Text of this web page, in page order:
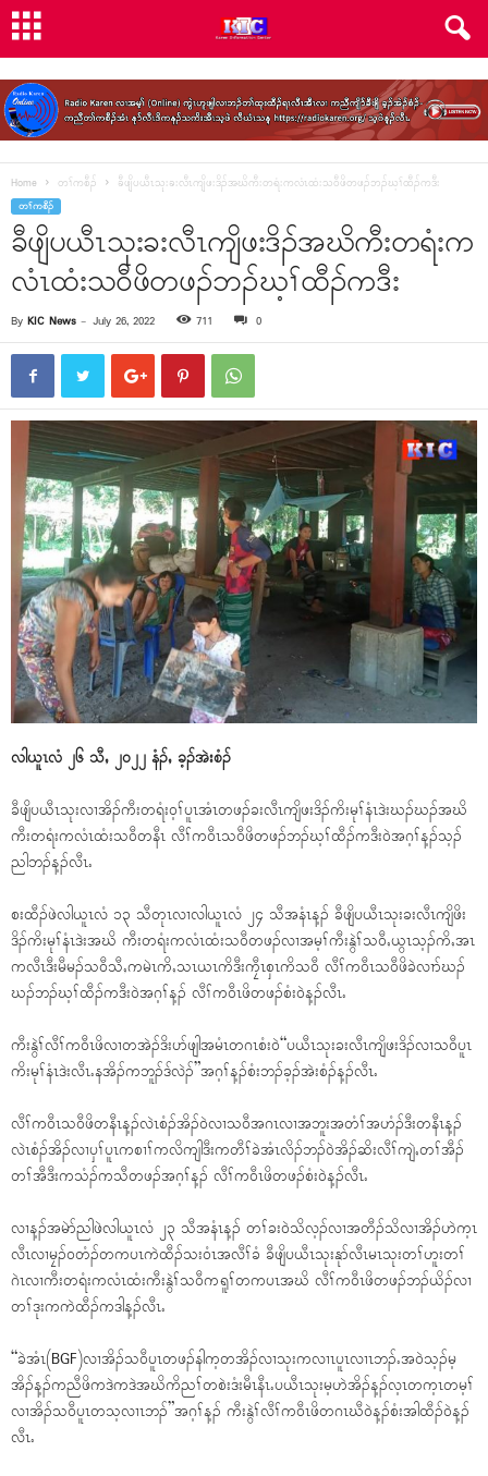
Home တၢ်ကစီၣ် ခီဖျိပယီၤသုးခးလီၤကျိဖးဒိၣ်အဃိကီးတရံးကလံၤထံးသ၀ီဖိတဖၣ်ဘၣ်ဃ့ၢ်ထီၣ်ကဒီး
တၢ်ကစီၣ်
ခီဖျိပယီၤသုးခးလီၤကျိဖးဒိၣ်အဃိကီးတရံးက
လံၤထံးသ၀ီဖိတဖၣ်ဘၣ်ဃ့ၢ်ထီၣ်ကဒီး
By KIC News - July 26, 2022 711 0
လါယူၤလံ ၂၆ သီႇ ၂၀၂၂ နံၣ်ႇ ခ့ၣ်အဲးစံၣ်
ခီဖျိပယီၤသုးလၢအိၣ်ကီးတရံး၀့ၢ်ပူၤအံၤတဖၣ်ခးလီၤကျိဖးဒိၣ်ကိးမုၢ်နံၤဒဲးဃၣ်ဃၣ်အဃိ
ကီးတရံးကလံၤထံးသ၀ီတနီၤ လီၢ်က၀ီၤသ၀ီဖိတဖၣ်ဘၣ်ဃ့ၢ်ထီၣ်ကဒီး၀ဲအဂ့ၢ်န့ၣ်သ့ၣ်
ညါဘၣ်န့ၣ်လီၤႉ
စးထီၣ်ဖဲလါယူၤလံ ၁၃ သီတုၤလၢလါယူၤလံ ၂၄ သီအနံၤန့ၣ် ခီဖျိပယီၤသုးခးလီၤကျိဖိး
ဒိၣ်ကိးမုၢ်နံၤဒဲးအဃိ ကီးတရံးကလံၤထံးသ၀ီတဖၣ်လၢအမ့ၢ်ကီးနွဲၢ်သ၀ီႇယွၤသ့ၣ်ကိႇအၤ
ကလီၤဒီးမီမၣ်သ၀ီသီႇကမဲၤကိႇသၤယၤကိဒီးကၠီၤစှၤကိသ၀ီ လီၢ်က၀ီၤသ၀ီဖိခဲလၢာ်ဃၣ်
ဃၣ်ဘၣ်ဃ့ၢ်ထီၣ်ကဒီး၀ဲအဂ့ၢ်န့ၣ် လီၢ်က၀ီၤဖိတဖၣ်စံး၀ဲန့ၣ်လီၤႉ
ကီးနွဲၢ်လီၢ်က၀ီၤဖိလၢတအဲၣ်ဒိးပာ်ဖျါအမံၤတဂၤစံး၀ဲ“ပယီၤသုးခးလီၤကျိဖးဒိၣ်လၢသ၀ီပူၤ
ကိးမုၢ်နံၤဒဲးလီၤႉနအိၣ်ကဘူၣ်ဒ်လဲၣ်”အဂ့ၢ်န့ၣ်စံးဘၣ်ခ့ၣ်အဲးစံၣ်န့ၣ်လီၤႉ
လီၢ်က၀ီၤသ၀ီဖိတနီၤန့ၣ်လဲၤစံၣ်အိၣ်၀ဲလၢသ၀ီအဂၤလၢအဘူးအတံၢ်အဟံၣ်ဒီးတနီၤန့ၣ်
လဲၤစံၣ်အိၣ်လၢၦၢ်ပူၤကစၢၢ်ကလိကျါဒီးကတီၢ်ခဲအံၤလိၣ်ဘၣ်၀ဲအိၣ်ဆိးလီၢ်ကျဲႇတၢ်အီၣ်
တၢ်အီဒီးကသံၣ်ကသီတဖၣ်အဂ့ၢ်န့ၣ် လီၢ်က၀ီၤဖိတဖၣ်စံး၀ဲန့ၣ်လီၤႉ
လၢန့ၣ်အမဲာ်ညါဖဲလါယူၤလံ ၂၃ သီအနံၤန့ၣ် တၢ်ခး၀ဲသိလ့ၣ်လၢအတီၣ်သိလၢအိၣ်ဟဲက့ၤ
လီၤလၢမၠၣ်၀တံၣ်တကပၤကဲထီၣ်သး၀ံၤအလီၢ်ခံ ခီဖျိပယီၤသုးနုာ်လီၤမၤသုးတၢ်ဟူးတၢ်
ဂဲၤလၢကီးတရံးကလံၤထံးကီးနွဲၢ်သ၀ီကရူၢ်တကပၤအဃိ လီၢ်က၀ီၤဖိတဖၣ်ဘၣ်ယိၣ်လၢ
တၢ်ဒုးကကဲထီၣ်ကဒါန့ၣ်လီၤႉ
“ခဲအံၤ(BGF)လၢအိၣ်သ၀ီပူၤတဖၣ်နါက့တအိၣ်လၢသုးကလၢၤပူၤလၢၤဘၣ်ႉအ၀ဲသ့ၣ်မ့
အိၣ်န့ၣ်ကညီဖိကဒဲကဒဲအဃိကိညၢ်တစဲးဒံးမီၤနီၤႉပယီၤသုးမ့ဟဲအိၣ်န့ၣ်လ့ၤတက့ၤတမ့ၢ်
လၢအိၣ်သ၀ီပူၤတသ့လၢၤဘၣ်”အဂ့ၢ်န့ၣ် ကီးနွဲၢ်လီၢ်က၀ီၤဖိတဂၤဃီ၀ဲန့ၣ်စံးအါထီၣ်၀ဲန့ၣ်
လီၤႉ